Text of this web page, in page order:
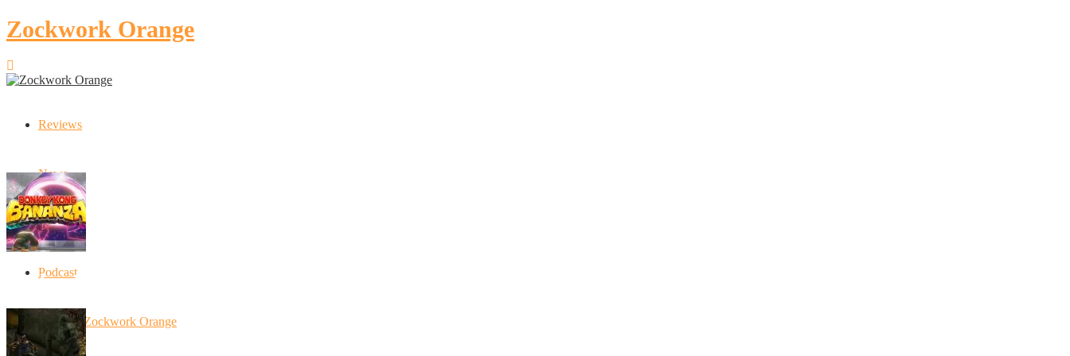
Zockwork Orange
Reviews
News
Artikel
Podcast
10 Jahre Zockwork Orange
Donkey Kong Bananza: “Ich mache alles kaputt!”